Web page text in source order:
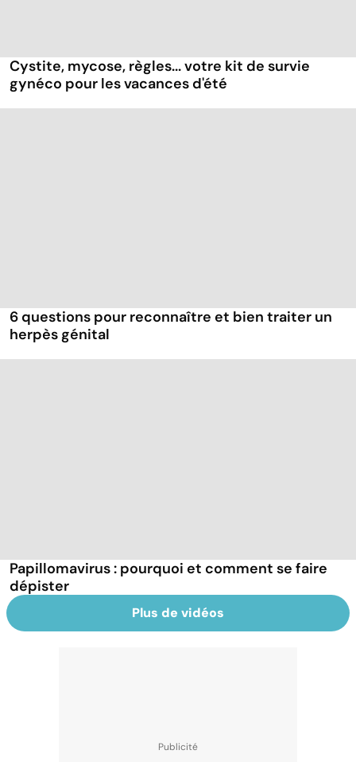
Cystite, mycose, règles... votre kit de survie
gynéco pour les vacances d'été
6 questions pour reconnaître et bien traiter un
herpès génital
Papillomavirus : pourquoi et comment se faire
dépister
Plus de vidéos